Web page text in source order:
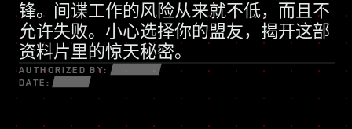
锋。间谍工作的风险从来就不低，而且不
允许失败。小心选择你的盟友，揭开这部
资料片里的惊天秘密。
AUTHORIZED BY:
DATE: